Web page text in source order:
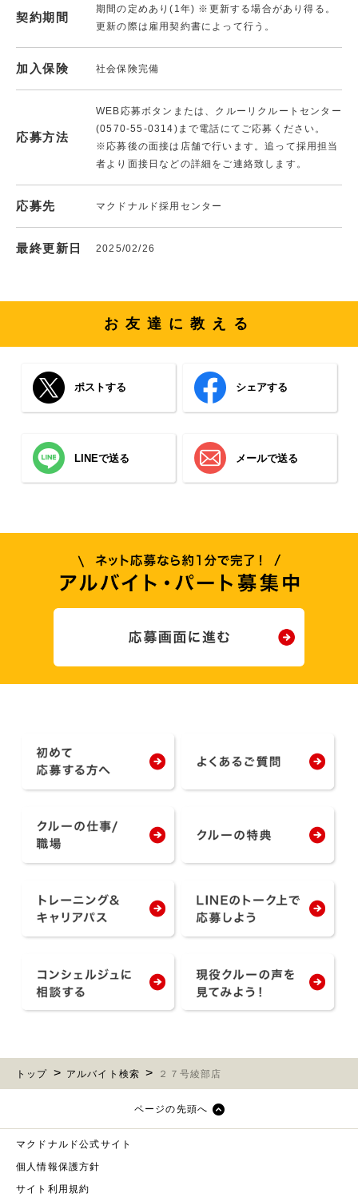
契約期間
期間の定めあり(1年) ※更新する場合があり得る。
更新の際は雇用契約書によって行う。
加入保険 社会保険完備
応募方法
WEB応募ボタンまたは、クルーリクルートセンター
(0570-55-0314)まで電話にてご応募ください。
※応募後の面接は店舗で行います。追って採用担当
者より面接日などの詳細をご連絡致します。
応募先 マクドナルド採用センター
最終更新日 2025/02/26
お友達に教える
ポストする シェアする
LINEで送る メールで送る
トップ アルバイト検索 ２７号綾部店
ページの先頭へ
マクドナルド公式サイト
個人情報保護方針
サイト利用規約